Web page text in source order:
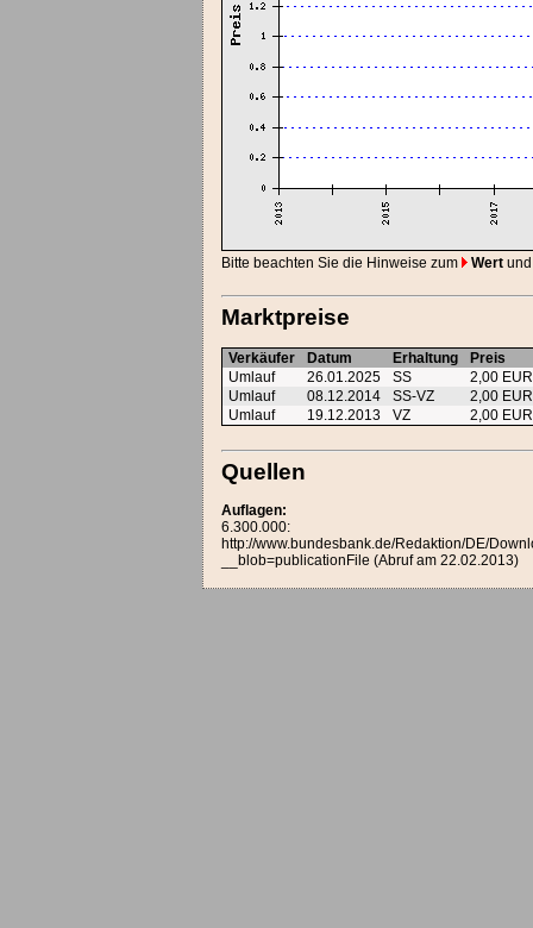
Bitte beachten Sie die Hinweise zum Wert
Marktpreise
Verkäufer Datum Erhaltung
Preis
Umlauf
26.01.2025 SS
2,00 EUR
Umlauf
08.12.2014 SS-VZ
2,00 EUR
Umlauf
19.12.2013 VZ 2,00 EUR
Quellen
Auflagen:
6.300.000:
http://www.bundesbank.de/Redaktion/DE/
__blob=publicationFile (Abruf am 22.02.2013)